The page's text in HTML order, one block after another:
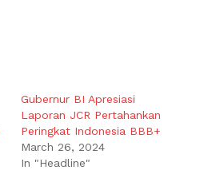
Gubernur BI Apresiasi
Laporan JCR Pertahankan
Peringkat Indonesia BBB+
March 26, 2024
In "Headline"